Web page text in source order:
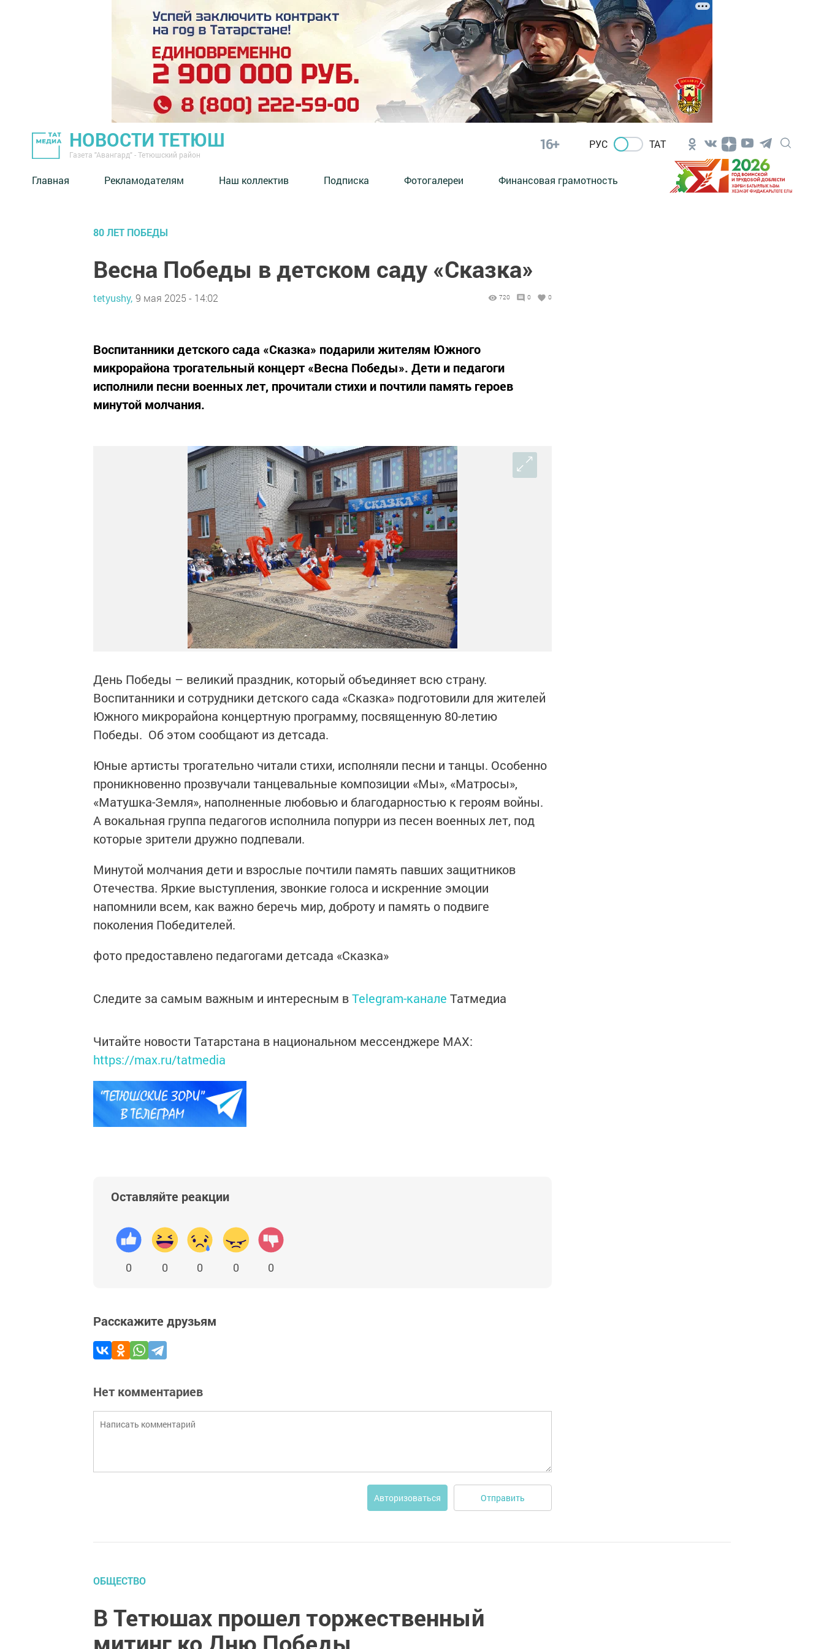
НОВОСТИ ТЕТЮШ
Газета "Авангард" - Тетюшский район
16+ РУС ТАТ
Главная Рекламодателям Наш коллектив Подписка Фотогалереи Финансовая грамотность
80 ЛЕТ ПОБЕДЫ
Весна Победы в детском саду «Сказка»
tetyushy, 9 мая 2025 - 14:02 720 0 0
Воспитанники детского сада «Сказка» подарили жителям Южного
микрорайона трогательный концерт «Весна Победы». Дети и педагоги
исполнили песни военных лет, прочитали стихи и почтили память героев
минутой молчания.
День Победы – великий праздник, который объединяет всю страну.
Воспитанники и сотрудники детского сада «Сказка» подготовили для жителей
Южного микрорайона концертную программу, посвященную 80-летию
Победы. Об этом сообщают из детсада.
Юные артисты трогательно читали стихи, исполняли песни и танцы. Особенно
проникновенно прозвучали танцевальные композиции «Мы», «Матросы»,
«Матушка-Земля», наполненные любовью и благодарностью к героям войны.
А вокальная группа педагогов исполнила попурри из песен военных лет, под
которые зрители дружно подпевали.
Минутой молчания дети и взрослые почтили память павших защитников
Отечества. Яркие выступления, звонкие голоса и искренние эмоции
напомнили всем, как важно беречь мир, доброту и память о подвиге
поколения Победителей.
фото предоставлено педагогами детсада «Сказка»
Следите за самым важным и интересным вTelegram-канале Татмедиа
Читайте новости Татарстана в национальном мессенджере MАХ:
https://max.ru/tatmedia
Оставляйте реакции
0 0 0 0 0
Расскажите друзьям
Нет комментариев
Авторизоваться Отправить
ОБЩЕСТВО
В Тетюшах прошел торжественный
митинг ко Дню Победы